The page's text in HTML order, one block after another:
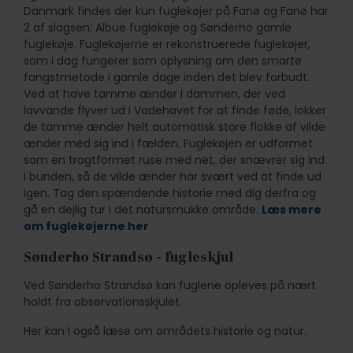
Danmark findes der kun fuglekøjer på Fanø og Fanø har
2 af slagsen: Albue fuglekøje og Sønderho gamle
fuglekøje. Fuglekøjerne er rekonstruerede fuglekøjer,
som i dag fungerer som oplysning om den smarte
fangstmetode i gamle dage inden det blev forbudt.
Ved at have tamme ænder i dammen, der ved
lavvande flyver ud i Vadehavet for at finde føde, lokker
de tamme ænder helt automatisk store flokke af vilde
ænder med sig ind i fælden. Fuglekøjen er udformet
som en tragtformet ruse med net, der snævrer sig ind
i bunden, så de vilde ænder har svært ved at finde ud
igen. Tag den spændende historie med dig derfra og
gå en dejlig tur i det natursmukke område. Læs mere
om fuglekøjerne her
Sønderho Strandsø - fugleskjul
Ved Sønderho Strandsø kan fuglene opleves på nært
holdt fra observationsskjulet.
Her kan I også læse om områdets historie og natur.